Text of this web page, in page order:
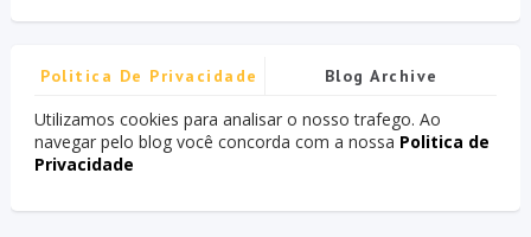
Politica De Privacidade Blog Archive
Utilizamos cookies para analisar o nosso trafego. Ao
navegar pelo blog você concorda com a nossa Politica de
Privacidade